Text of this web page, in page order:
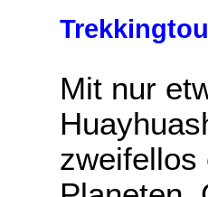
Mit nur
zweifellos